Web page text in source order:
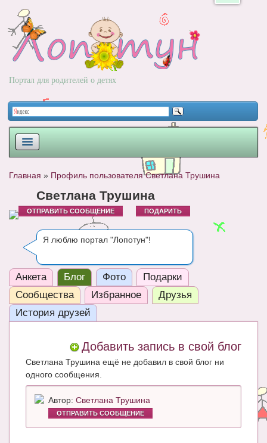
Портал для родителей о детях
РОДЫ
НОВОРОЖДЕННЫЙ
РАЗВИТИЕ
ВОПРОС-ОТВЕТ
ЧАТ
КНИГИ
ПСИХОЛОГИЯ
ЗДОРОВЬЕ
МОДА И КРАСОТА
Главная » Профиль пользователя Светлана Трушина
Светлана Трушина
ОТПРАВИТЬ СООБЩЕНИЕ ПОДАРИТЬ
Я люблю портал "Лопотун"!
Анкета Блог Фото
Подарки
Сообщества
Избранное
Друзья
История друзей
Добавить запись в свой блог
Светлана Трушина ещё не добавил в свой блог ни
одного сообщения.
Автор: Светлана Трушина
ОТПРАВИТЬ СООБЩЕНИЕ